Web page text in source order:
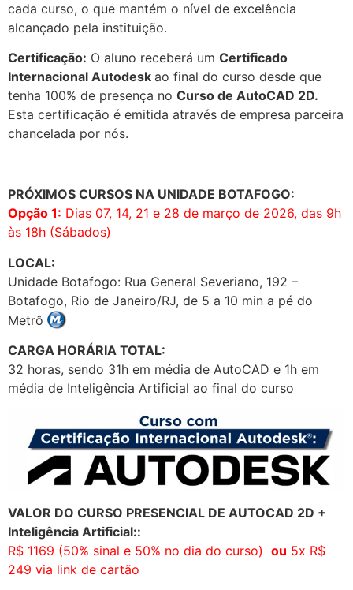
cada curso, o que mantém o nível de excelência
alcançado pela instituição.
Certificação: O aluno receberá um Certificado
Internacional Autodesk ao final do curso desde que
tenha 100% de presença no Curso de AutoCAD 2D.
Esta certificação é emitida através de empresa parceira
chancelada por nós.
PRÓXIMOS CURSOS NA UNIDADE BOTAFOGO:
Opção 1: Dias 07, 14, 21 e 28 de março de 2026, das 9h
às 18h (Sábados)
LOCAL:
Unidade Botafogo: Rua General Severiano, 192 –
Botafogo, Rio de Janeiro/RJ, de 5 a 10 min a pé do
Metrô
CARGA HORÁRIA TOTAL:
32 horas, sendo 31h em média de AutoCAD e 1h em
média de Inteligência Artificial ao final do curso
VALOR DO CURSO PRESENCIAL DE AUTOCAD 2D +
Inteligência Artificial::
R$ 1169 (50% sinal e 50% no dia do curso) ou 5x R$
249 via link de cartão